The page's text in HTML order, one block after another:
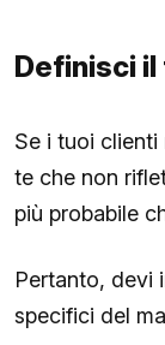
Definisci il
Se i tuoi
te che non
più probabile
Pertanto, devi
specifici del